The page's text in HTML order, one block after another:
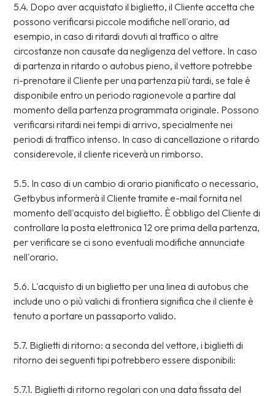
5.4. Dopo aver acquistato il biglietto, il Cliente accetta che
possono verificarsi piccole modifiche nell'orario, ad
esempio, in caso di ritardi dovuti al traffico o altre
circostanze non causate da negligenza del vettore. In caso
di partenza in ritardo o autobus pieno, il vettore potrebbe
ri-prenotare il Cliente per una partenza più tardi, se tale è
disponibile entro un periodo ragionevole a partire dal
momento della partenza programmata originale. Possono
verificarsi ritardi nei tempi di arrivo, specialmente nei
periodi di traffico intenso. In caso di cancellazione o ritardo
considerevole, il cliente riceverà un rimborso.
5.5. In caso di un cambio di orario pianificato o necessario,
Getbybus informerà il Cliente tramite e-mail fornita nel
momento dell'acquisto del biglietto. È obbligo del Cliente di
controllare la posta elettronica 12 ore prima della partenza,
per verificare se ci sono eventuali modifiche annunciate
nell'orario.
5.6. L'acquisto di un biglietto per una linea di autobus che
include uno o più valichi di frontiera significa che il cliente è
tenuto a portare un passaporto valido.
5.7. Biglietti di ritorno: a seconda del vettore, i biglietti di
ritorno dei seguenti tipi potrebbero essere disponibili:
5.7.1. Biglietti di ritorno regolari con una data fissata del